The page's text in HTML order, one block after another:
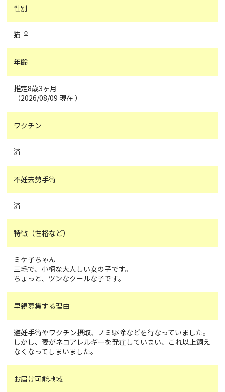
性別
猫 ♀
年齢
推定8歳3ヶ月
（2026/08/09 現在 ）
ワクチン
済
不妊去勢手術
済
特徴（性格など）
ミケ子ちゃん
三毛で、小柄な大人しい女の子です。
ちょっと、ツンなクールな子です。
里親募集する理由
避妊手術やワクチン摂取、ノミ駆除などを行なっていました。
しかし、妻がネコアレルギーを発症していまい、これ以上飼え
なくなってしまいました。
お届け可能地域